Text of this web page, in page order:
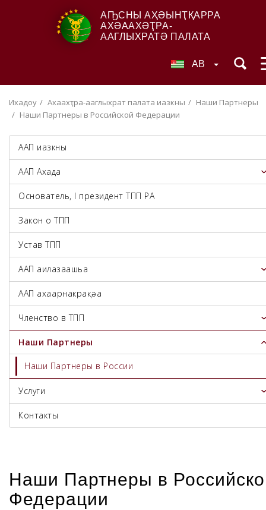
АҦСНЫ АҲӘЫНҬҚАРРА
АХӘААХӘҬРА-
ААГЛЫХРАТӘ ПАЛАТА
AB
Ихадоу Ахәаахәҭра-ааглыхратә палата иазкны
Наши Партнеры
Наши Партнеры в Российской Федерации
ААП иазкны
ААП Ахада
Основатель, I президент ТПП РА
Закон о ТПП
Устав ТПП
ААП аилазаашьа
ААП ахаҭарнакрақәа
Членство в ТПП
Наши Партнеры
Наши Партнеры в России
Услуги
Контакты
Наши Партнеры в
Федерации